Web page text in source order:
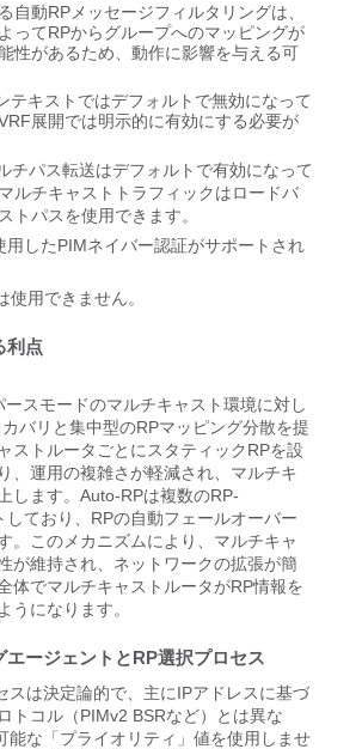
自動RPメッセージフィルタリングは、
ってRPからグループへのマッピングが
性があるため、動作に影響を与える可
テキストではデフォルトで無効になって
展開では明示的に有効にする必要が
チパス転送はデフォルトで有効になって
ルチキャストトラフィックはロードバ
トパスを使用できます。
用したPIMネイバー認証がサポートされ
使用できません。
利点
スモードのマルチキャスト環境に対し
バリと集中型のRPマッピング分散を提
ストルータごとにスタティックRPを設
、運用の複雑さが軽減され、マルチキ
します。Auto-RPは複数のRP-
ており、RPの自動フェールオーバー
。このメカニズムにより、マルチキャ
が維持され、ネットワークの拡張が簡
体でマルチキャストルータがRP情報を
うになります。
ージェントとRP選択プロセス
スは決定論的で、主にIPアドレスに基づ
トコル（PIMv2 BSRなど）とは異な
能な「プライオリティ」値を使用しませ